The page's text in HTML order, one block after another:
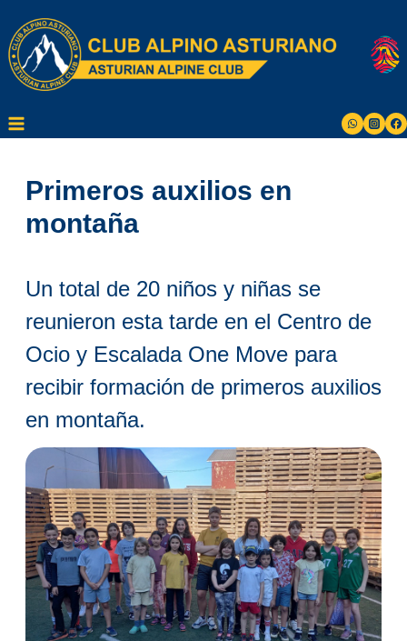
contenido
Primeros auxilios en
montaña
Un total de 20 niños y niñas se
reunieron esta tarde en el Centro de
Ocio y Escalada One Move para
recibir formación de primeros auxilios
en montaña.